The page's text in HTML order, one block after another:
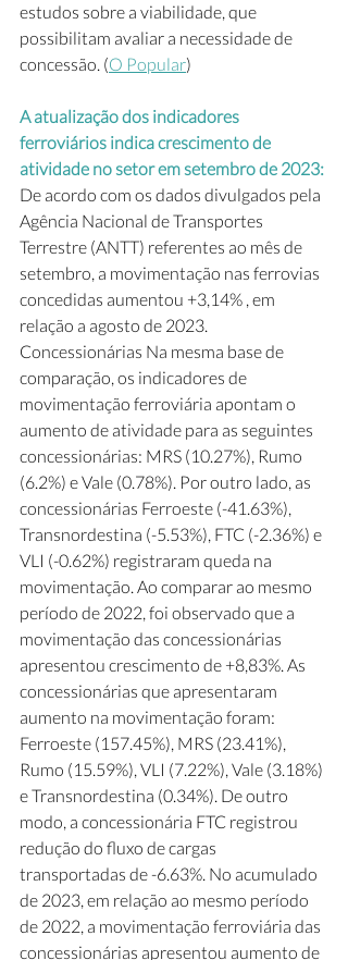
estudos sobre a viabilidade, que
possibilitam avaliar a necessidade de
concessão. (O Popular)
A atualização dos indicadores
ferroviários indica crescimento de
atividade no setor em setembro de 2023:
De acordo com os dados divulgados pela
Agência Nacional de Transportes
Terrestre (ANTT) referentes ao mês de
setembro, a movimentação nas ferrovias
concedidas aumentou +3,14% , em
relação a agosto de 2023.
Concessionárias Na mesma base de
comparação, os indicadores de
movimentação ferroviária apontam o
aumento de atividade para as seguintes
concessionárias: MRS (10.27%), Rumo
(6.2%) e Vale (0.78%). Por outro lado, as
concessionárias Ferroeste (-41.63%),
Transnordestina (-5.53%), FTC (-2.36%) e
VLI (-0.62%) registraram queda na
movimentação. Ao comparar ao mesmo
período de 2022, foi observado que a
movimentação das concessionárias
apresentou crescimento de +8,83%. As
concessionárias que apresentaram
aumento na movimentação foram:
Ferroeste (157.45%), MRS (23.41%),
Rumo (15.59%), VLI (7.22%), Vale (3.18%)
e Transnordestina (0.34%). De outro
modo, a concessionária FTC registrou
redução do fluxo de cargas
transportadas de -6.63%. No acumulado
de 2023, em relação ao mesmo período
de 2022, a movimentação ferroviária das
concessionárias apresentou aumento de